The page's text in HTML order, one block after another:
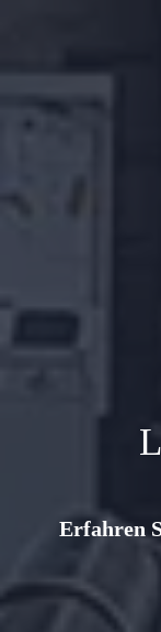
Erfahren